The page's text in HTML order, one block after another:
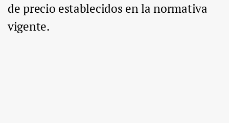
de precio establecidos en la normativa
vigente.